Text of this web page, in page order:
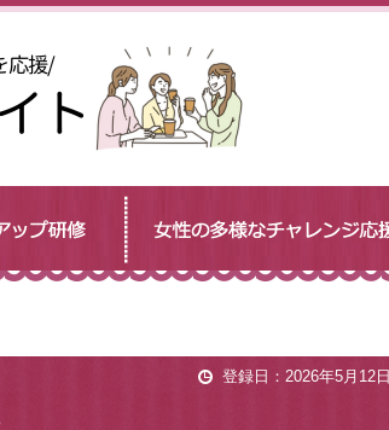
登録日：2026年5月12日